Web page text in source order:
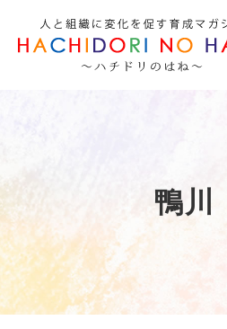
鴨